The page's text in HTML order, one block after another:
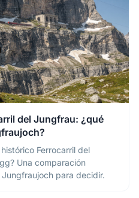
del Jungfrau: ¿qué
Ferrocarril del
Una comparación
para decidir.